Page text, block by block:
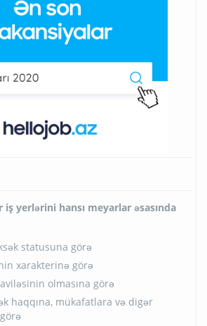
iş yerlərini hansı meyarlar əsasında
statusuna görə
xarakterinə görə
olmasına görə
haqqına, mükafatlara və digər